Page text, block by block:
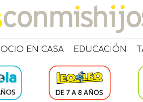
OCIO EN CASA EDUCACIÓN